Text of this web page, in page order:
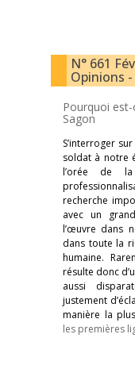
N° 661
Opinions
Pourquoi
Sagon
S’interroger
soldat à notre
l’orée de
recherche
avec un
l’œuvre dans
dans toute la
humaine.
résulte donc
aussi
justement
manière la
les premières